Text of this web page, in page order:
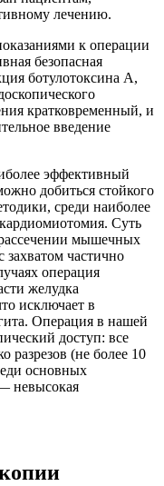
лечению.
к операции
безопасная
ботулотоксина А,
кратковременный, и
введение
эффективный
добиться стойкого
среди наиболее
Суть
мышечных
захватом частично
операция
желудка
исключает в
Операция в нашей
доступ: все
разрезов (не более 10
основных
невысокая